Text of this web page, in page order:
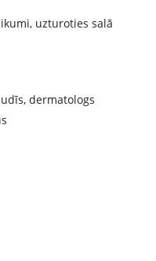
uzturoties salā
dermatologs